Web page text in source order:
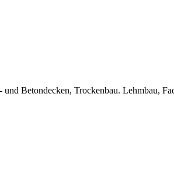
Betondecken, Trockenbau. Lehmbau,